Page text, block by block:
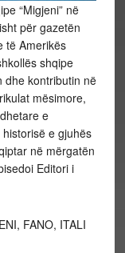
“Migjeni” në
për gazetën
të Amerikës
shqipe
dhe kontributin në
mësimore,
e
e gjuhës
në mërgatën
Editori i
FANO, ITALI